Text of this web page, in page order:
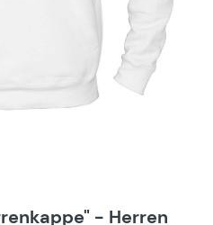
- Herren